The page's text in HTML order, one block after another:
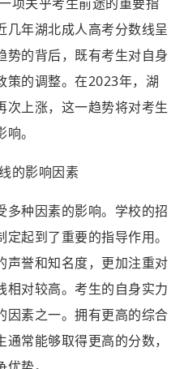
几年湖北成人高考分数线呈
势的背后，既有考生对自身
策的调整。在2023年，湖
次上涨，这一趋势将对考生
。
的影响因素
多种因素的影响。学校的招
起到了重要的指导作用。
声誉和知名度，更加注重对
相对较高。考生的自身实力
因素之一。拥有更高的综合
常能够取得更高的分数，